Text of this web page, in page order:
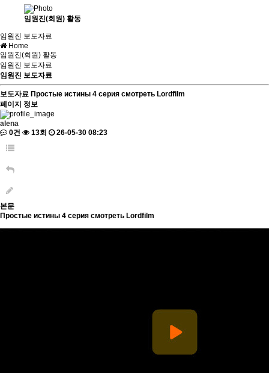
임원진(회원) 활동
임원진 보도자료
Home
임원진(회원) 활동
임원진 보도자료
임원진 보도자료
보도자료 Простые истины 4 серия смотреть Lordfilm
페이지 정보
alena
0건
13회 26-05-30 08:23
본문
Простые истины 4 серия смотреть Lordfilm